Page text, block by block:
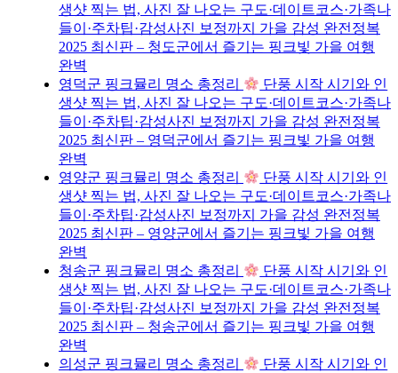
생샷 찍는 법, 사진 잘 나오는 구도·데이트코스·가족나
들이·주차팁·감성사진 보정까지 가을 감성 완전정복
2025 최신판 – 청도군에서 즐기는 핑크빛 가을 여행
완벽
영덕군 핑크뮬리 명소 총정리
단풍 시작 시기와 인
생샷 찍는 법, 사진 잘 나오는 구도·데이트코스·가족나
들이·주차팁·감성사진 보정까지 가을 감성 완전정복
2025 최신판 – 영덕군에서 즐기는 핑크빛 가을 여행
완벽
영양군 핑크뮬리 명소 총정리
단풍 시작 시기와 인
생샷 찍는 법, 사진 잘 나오는 구도·데이트코스·가족나
들이·주차팁·감성사진 보정까지 가을 감성 완전정복
2025 최신판 – 영양군에서 즐기는 핑크빛 가을 여행
완벽
청송군 핑크뮬리 명소 총정리
단풍 시작 시기와 인
생샷 찍는 법, 사진 잘 나오는 구도·데이트코스·가족나
들이·주차팁·감성사진 보정까지 가을 감성 완전정복
2025 최신판 – 청송군에서 즐기는 핑크빛 가을 여행
완벽
의성군 핑크뮬리 명소 총정리
단풍 시작 시기와 인